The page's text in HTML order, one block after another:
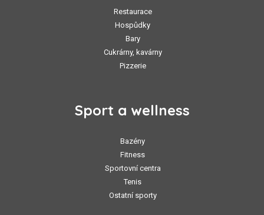
Restaurace
Hospůdky
Bary
Cukrárny, kavárny
Pizzerie
Sport a wellness
Bazény
Fitness
Sportovní centra
Tenis
Ostatní sporty